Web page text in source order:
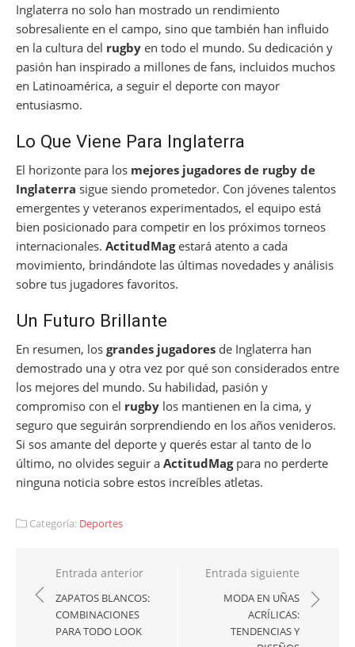
Inglaterra no solo han mostrado un rendimiento
sobresaliente en el campo, sino que también han influido
en la cultura del rugby en todo el mundo. Su dedicación y
pasión han inspirado a millones de fans, incluidos muchos
en Latinoamérica, a seguir el deporte con mayor
entusiasmo.
Lo Que Viene Para Inglaterra
El horizonte para los mejores jugadores de rugby de
Inglaterra sigue siendo prometedor. Con jóvenes talentos
emergentes y veteranos experimentados, el equipo está
bien posicionado para competir en los próximos torneos
internacionales. ActitudMagestará atento a cada
movimiento, brindándote las últimas novedades y análisis
sobre tus jugadores favoritos.
Un Futuro Brillante
En resumen, los grandes jugadores de Inglaterra han
demostrado una y otra vez por qué son considerados entre
los mejores del mundo. Su habilidad, pasión y
compromiso con el rugby los mantienen en la cima, y
seguro que seguirán sorprendiendo en los años venideros.
Si sos amante del deporte y querés estar al tanto de lo
último, no olvides seguir a ActitudMagpara no perderte
ninguna noticia sobre estos increíbles atletas.
Categoría: Deportes
Navegación
de
entradas
Entrada anterior
ZAPATOS BLANCOS:
COMBINACIONES
PARA TODO LOOK
Entrada siguiente
MODA EN UÑAS
ACRÍLICAS:
TENDENCIAS Y